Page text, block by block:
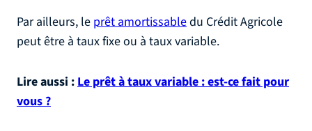
Par ailleurs, le prêt amortissabledu Crédit Agricole
peut être à taux fixe ou à taux variable.
Lire aussi :Le prêt à taux variable : est-ce fait pour
vous ?